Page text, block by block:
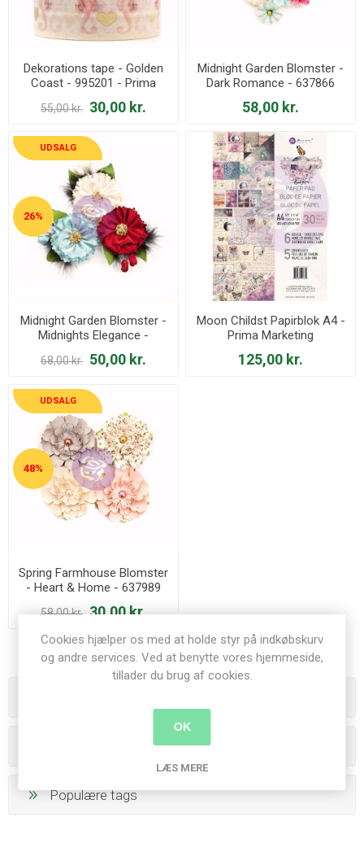
Dekorations tape - Golden
Coast - 995201 - Prima
55,00 kr. 30,00 kr.
Midnight Garden Blomster -
Dark Romance - 637866
58,00 kr.
UDSALG
26%
Midnight Garden Blomster -
Midnights Elegance -
68,00 kr. 50,00 kr.
Moon Childst Papirblok A4 -
Prima Marketing
125,00 kr.
UDSALG
48%
Spring Farmhouse Blomster
- Heart & Home - 637989
58,00 kr. 30,00 kr.
Populære tags
Cookies hjælper os med at holde styr på indkøbskurv
og andre services. Ved at benytte vores hjemmeside,
tillader du brug af cookies.
OK
LÆS MERE